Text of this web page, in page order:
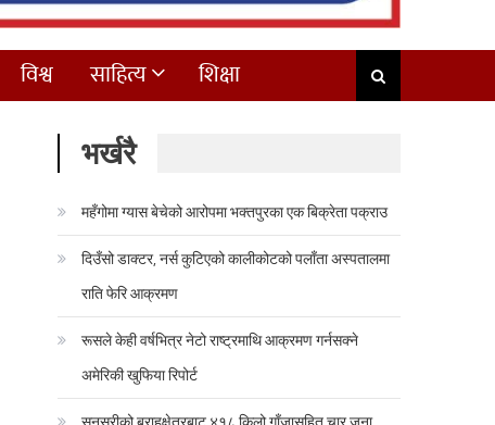
विश्व साहित्य शिक्षा
भर्खरै
महँगोमा ग्यास बेचेको आरोपमा भक्तपुरका एक बिक्रेता पक्राउ
दिउँसो डाक्टर, नर्स कुटिएको कालीकोटको पलाँता अस्पतालमा
राति फेरि आक्रमण
रूसले केही वर्षभित्र नेटो राष्ट्रमाथि आक्रमण गर्नसक्ने
अमेरिकी खुफिया रिपोर्ट